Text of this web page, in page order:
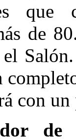
que
de
con